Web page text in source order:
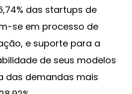
das startups de
se em processo de
e suporte para a
de seus modelos
das demandas mais